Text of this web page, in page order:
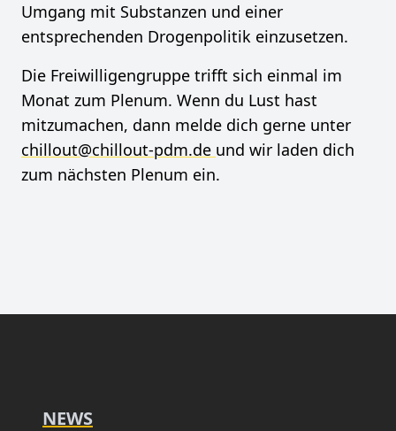
Umgang mit Substanzen und einer
entsprechenden Drogenpolitik einzusetzen.
Die Freiwilligengruppe trifft sich einmal im
Monat zum Plenum. Wenn du Lust hast
mitzumachen, dann melde dich gerne unter
chillout@chillout-pdm.de und wir laden dich
zum nächsten Plenum ein.
NEWS